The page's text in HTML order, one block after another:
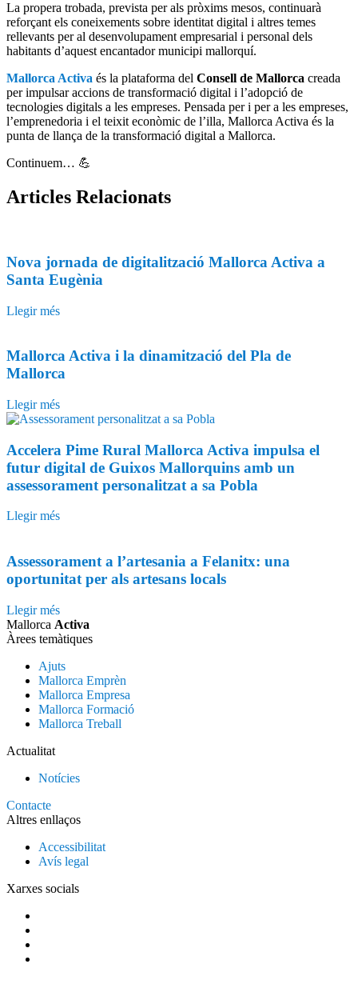
La propera trobada, prevista per als pròxims mesos, continuarà
reforçant els coneixements sobre identitat digital i altres temes
rellevants per al desenvolupament empresarial i personal dels
habitants d’aquest encantador municipi mallorquí.
Mallorca Activa és la plataforma del Consell de Mallorca creada
per impulsar accions de transformació digital i l’adopció de
tecnologies digitals a les empreses. Pensada per i per a les empreses,
l’emprenedoria i el teixit econòmic de l’illa, Mallorca Activa és la
punta de llança de la transformació digital a Mallorca.
Continuem… 💪
Articles Relacionats
Nova jornada de digitalització Mallorca Activa a
Santa Eugènia
Llegir més
Mallorca Activa i la dinamització del Pla de
Mallorca
Llegir més
Accelera Pime Rural Mallorca Activa impulsa el
futur digital de Guixos Mallorquins amb un
assessorament personalitzat a sa Pobla
Llegir més
Assessorament a l’artesania a Felanitx: una
oportunitat per als artesans locals
Llegir més
Mallorca Activa
Àrees temàtiques
Ajuts
Mallorca Emprèn
Mallorca Empresa
Mallorca Formació
Mallorca Treball
Actualitat
Notícies
Contacte
Altres enllaços
Accessibilitat
Avís legal
Xarxes socials